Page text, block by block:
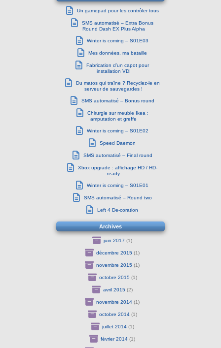
Un gamepad pour les contrôler tous
SMS automatisé – Extra Bonus
Round Dash EX Plus Alpha
Winter is coming – S01E03
Mes données, ma bataille
Fabrication d’un capot pour
installation VDI
Du matos qui traîne ? Recyclez-le en
serveur de sauvegardes !
SMS automatisé – Bonus round
Chirurgie sur meuble Ikea :
amputation et greffe
Winter is coming – S01E02
Speed Daemon
SMS automatisé – Final round
Xbox upgrade : affichage HD / HD-
ready
Winter is coming – S01E01
SMS automatisé – Round two
Left 4 De-coration
Archives
juin 2017 (1)
décembre 2015 (1)
novembre 2015 (1)
octobre 2015 (1)
avril 2015 (2)
novembre 2014 (1)
octobre 2014(1)
juillet 2014(1)
février 2014 (1)